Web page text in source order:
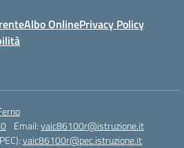
Albo OnlinePrivacy Policy
Email:vaic86100r@istruzione.it
vaic86100r@pec.istruzione.it